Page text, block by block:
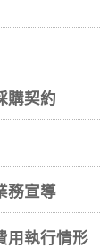
購契約
務宣導
用執行情形